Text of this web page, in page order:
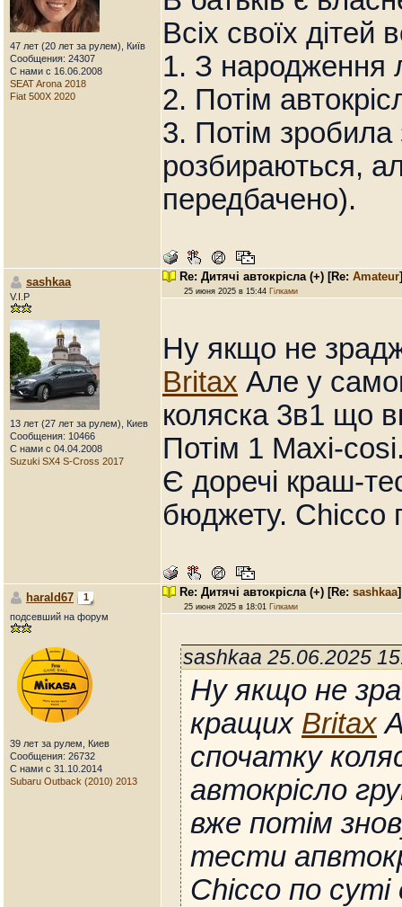
47 лет (20 лет за рулем), Київ
Сообщения: 24307
С нами с 16.06.2008
SEAT Arona 2018
Fiat 500X 2020
Всіх своїх дітей
1. З народження
2. Потім
3. Потім зробила
розбираються,
передбачено).
sashkaa
V.I.P
13 лет (27 лет за рулем), Киев
Сообщения: 10466
С нами с 04.04.2008
Suzuki SX4 S-Cross 2017
Re: Дитячі автокрісла (+) [Re: Amateur]
25 июня 2025 в 15:44 Гілками
Ну якщо не
Britax Але у
коляска 3в1 що
Потім 1 Maxi-
Є доречі краш-
бюджету. Chicco
harald67
1
подсевший на форум
39 лет за рулем, Киев
Сообщения: 26732
С нами с 31.10.2014
Subaru Outback (2010) 2013
Re: Дитячі автокрісла (+) [Re: sashkaa]
25 июня 2025 в 18:01 Гілками
sashkaa 25.06.2025
Ну якщо не
кращих Britax
спочатку
автокрісло
вже потім
тести
Chicco по суті